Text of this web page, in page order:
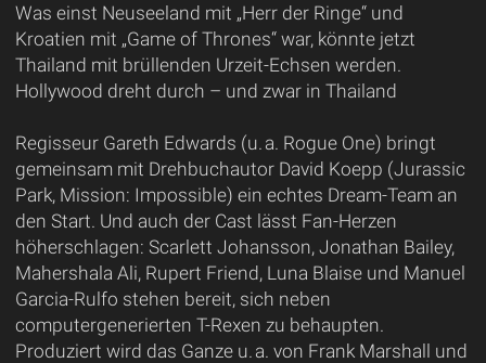
Was einst Neuseeland mit „Herr der Ringe“ und
Kroatien mit „Game of Thrones“ war, könnte jetzt
Thailand mit brüllenden Urzeit-Echsen werden.
Hollywood dreht durch – und zwar in Thailand
Regisseur Gareth Edwards (u. a. Rogue One) bringt
gemeinsam mit Drehbuchautor David Koepp (Jurassic
Park, Mission: Impossible) ein echtes Dream-Team an
den Start. Und auch der Cast lässt Fan-Herzen
höherschlagen: Scarlett Johansson, Jonathan Bailey,
Mahershala Ali, Rupert Friend, Luna Blaise und Manuel
Garcia-Rulfo stehen bereit, sich neben
computergenerierten T-Rexen zu behaupten.
Produziert wird das Ganze u. a. von Frank Marshall und